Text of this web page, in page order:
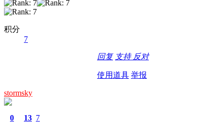
积分
7
回复 支持 反对
使用道具 举报
stormsky
0 13 7